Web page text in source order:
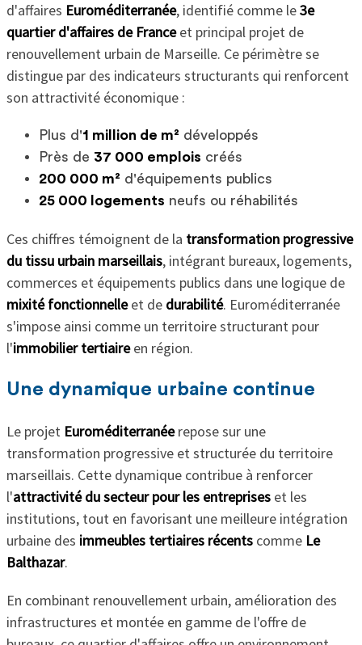
d'affaires Euroméditerranée, identifié comme le3e
quartier d'affaires de Franceet principal projet de
renouvellement urbain de Marseille. Ce périmètre se
distingue par des indicateurs structurants qui renforcent
son attractivité économique :
Plus d'1 million de m² développés
Près de 37 000 emplois créés
200 000 m² d'équipements publics
25 000 logements neufs ou réhabilités
Ces chiffres témoignent de la transformation progressive
du tissu urbain marseillais, intégrant bureaux, logements,
commerces et équipements publics dans une logique de
mixité fonctionnelleet de durabilité. Euroméditerranée
s'impose ainsi comme un territoire structurant pour
l'immobilier tertiaireen région.
Une dynamique urbaine continue
Le projet Euroméditerranéerepose sur une
transformation progressive et structurée du territoire
marseillais. Cette dynamique contribue à renforcer
l'attractivité du secteur pour les entrepriseset les
institutions, tout en favorisant une meilleure intégration
urbaine des immeubles tertiaires récentscomme Le
Balthazar.
En combinant renouvellement urbain, amélioration des
infrastructures et montée en gamme de l'offre de